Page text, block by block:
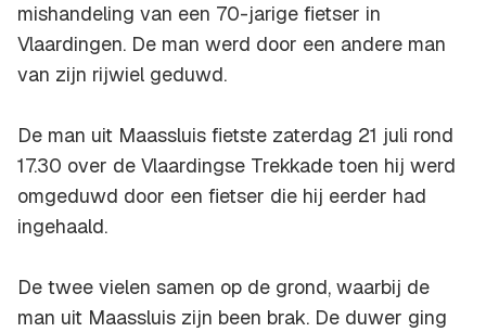
mishandeling van een 70-jarige fietser in
Vlaardingen. De man werd door een andere man
van zijn rijwiel geduwd.
De man uit Maassluis fietste zaterdag 21 juli rond
17.30 over de Vlaardingse Trekkade toen hij werd
omgeduwd door een fietser die hij eerder had
ingehaald.
De twee vielen samen op de grond, waarbij de
man uit Maassluis zijn been brak. De duwer ging